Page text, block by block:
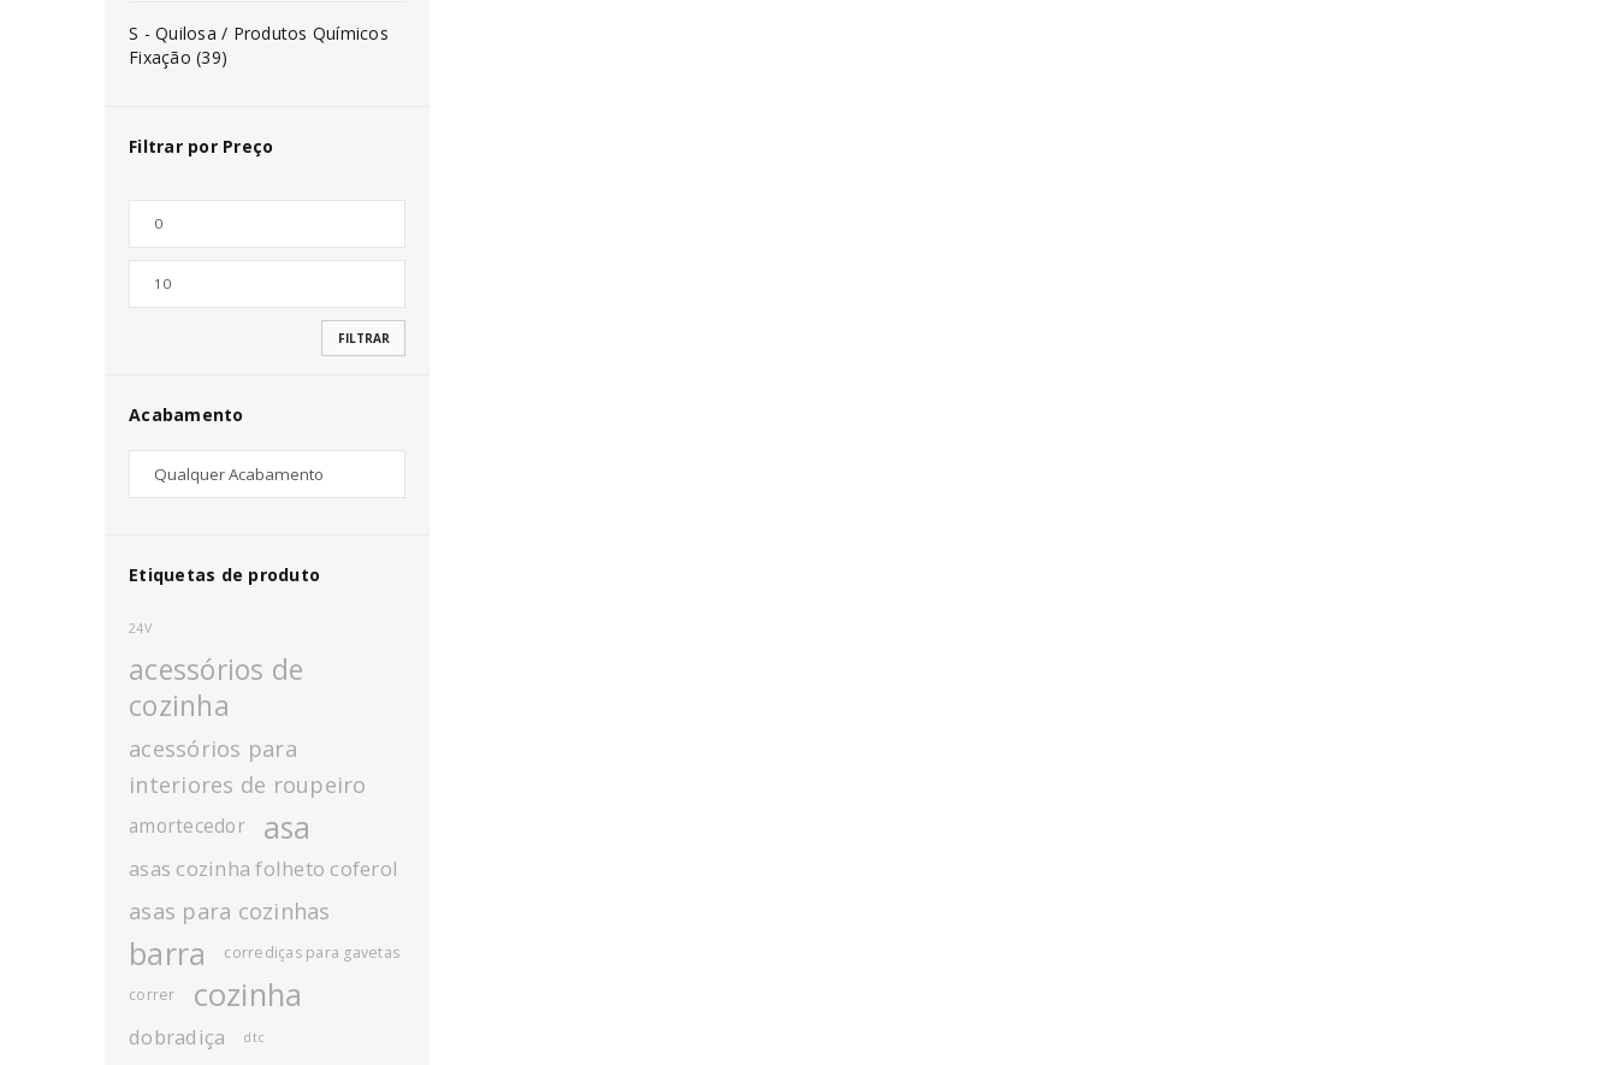
*
INICIAR SESSÃO
S - Quilosa / Produtos Químicos
Fixação (39)
Filtrar por Preço
FILTRAR
Acabamento
Etiquetas de produto
24V
acessórios de
cozinha
acessórios para
interiores de roupeiro
amortecedor asa
asas cozinha folheto coferol
asas para cozinhas
barra corrediças para gavetas
correr cozinha
dobradiça dtc